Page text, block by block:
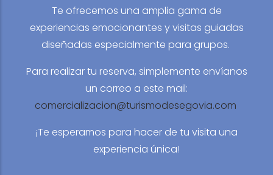
Te ofrecemos una amplia gama de
experiencias emocionantes y visitas guiadas
diseñadas especialmente para grupos.
Para realizar tu reserva, simplemente envíanos
un correo a este mail:
comercializacion@turismodesegovia.com
¡Te esperamos para hacer de tu visita una
experiencia única!